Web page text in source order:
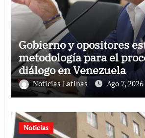
Gobierno y opositores
metodología para el
diálogo en Venezuela
Noticias Latinas Ago 7, 2026
Noticias